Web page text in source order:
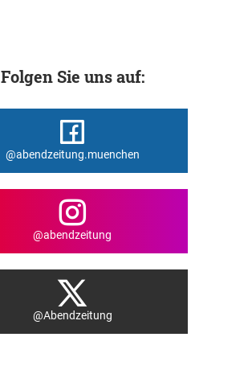
Folgen Sie uns auf:
@abendzeitung.muenchen
@abendzeitung
@Abendzeitung